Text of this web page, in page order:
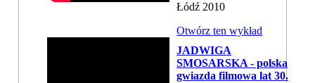
Łódź 2010
Otwórz ten wykład
JADWIGA
SMOSARSKA - polska
gwiazda filmowa lat 30.